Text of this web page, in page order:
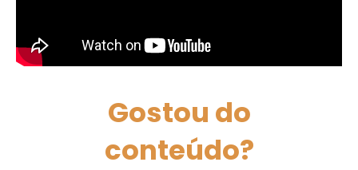
Gostou do
conteúdo?